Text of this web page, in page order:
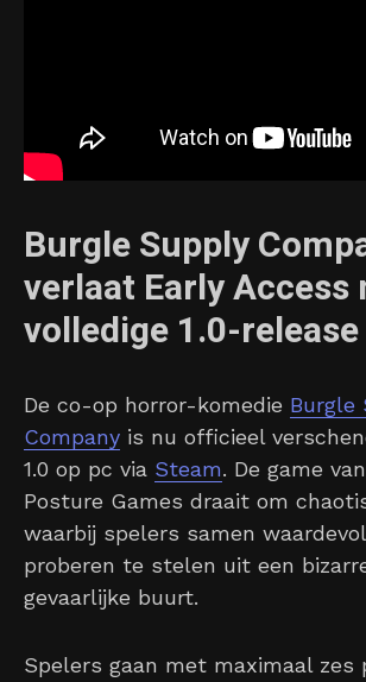
Burgle Supply
verlaat Early Access
volledige 1.0-release
De co-op horror-komedie Burgle
Company is nu officieel
1.0 op pc via Steam. De game
Posture Games draait om
waarbij spelers samen
proberen te stelen uit een
gevaarlijke buurt.
Spelers gaan met maximaal zes